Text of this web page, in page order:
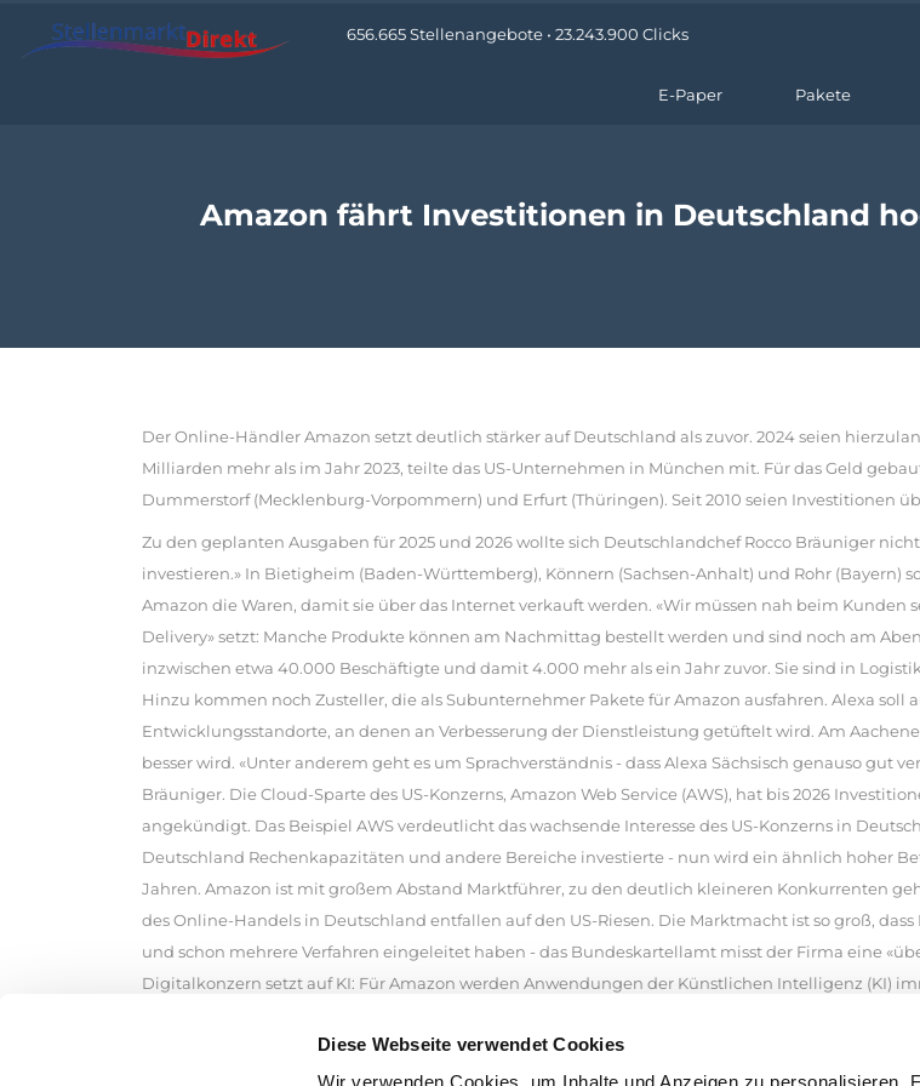
Diese Webseite verwendet Cookies
656.665 Stellenangebote • 23.243.900 Clicks
E-Paper Pakete
Amazon fährt Investitionen in Deutschland
Der Online-Händler Amazon setzt deutlich stärker auf Deutschland als zuvor. 2024 seien
Milliarden mehr als im Jahr 2023, teilte das US-Unternehmen in München mit. Für das Geld
Dummerstorf (Mecklenburg-Vorpommern) und Erfurt (Thüringen). Seit 2010 seien Investitionen
Zu den geplanten Ausgaben für 2025 und 2026 wollte sich Deutschlandchef Rocco Bräuniger
investieren.» In Bietigheim (Baden-Württemberg), Könnern (Sachsen-Anhalt) und Rohr
Amazon die Waren, damit sie über das Internet verkauft werden. «Wir müssen nah beim Kunden
Delivery» setzt: Manche Produkte können am Nachmittag bestellt werden und sind noch am
inzwischen etwa 40.000 Beschäftigte und damit 4.000 mehr als ein Jahr zuvor. Sie sind in
Hinzu kommen noch Zusteller, die als Subunternehmer Pakete für Amazon ausfahren. Alexa
Entwicklungsstandorte, an denen an Verbesserung der Dienstleistung getüftelt wird. Am
besser wird. «Unter anderem geht es um Sprachverständnis - dass Alexa Sächsisch genauso gut
Bräuniger. Die Cloud-Sparte des US-Konzerns, Amazon Web Service (AWS), hat bis 2026
angekündigt. Das Beispiel AWS verdeutlicht das wachsende Interesse des US-Konzerns in
Deutschland Rechenkapazitäten und andere Bereiche investierte - nun wird ein ähnlich hoher
Jahren. Amazon ist mit großem Abstand Marktführer, zu den deutlich kleineren Konkurrenten
des Online-Handels in Deutschland entfallen auf den US-Riesen. Die Marktmacht ist so groß,
und schon mehrere Verfahren eingeleitet haben - das Bundeskartellamt misst der Firma eine
Digitalkonzern setzt auf KI: Für Amazon werden Anwendungen der Künstlichen Intelligenz (KI)
vor, die ihre Waren über Amazon - also den Amazon-Marktplatz - verkaufen. Das KI-Tool soll
nachbestellen, wenn sie in einem Amazon-Lager allmählich zu Neige geht. Außerdem kann der